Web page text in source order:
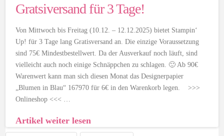
Gratsiversand für 3 Tage!
Von Mittwoch bis Freitag (10.12. – 12.12.2025) bietet Stampin‘
Up! für 3 Tage lang Gratisversand an. Die einzige Voraussetzung
sind 75€ Mindestbestellwert. Da der Ausverkauf noch läuft, sind
vielleicht auch noch einige Schnäppchen zu schlagen. 🙂 Ab 90€
Warenwert kann man sich diesen Monat das Designerpapier
„Blumen in Blau“ 167970 für 6€ in den Warenkorb legen. >>>
Onlineshop <<< …
Artikel weiter lesen